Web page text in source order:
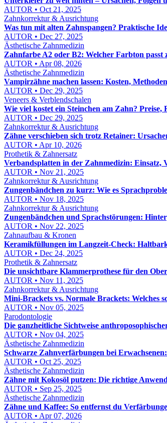
AUTOR • Oct 21, 2025
Zahnkorrektur & Ausrichtung
Was tun mit alten Zahnspangen? Praktische
AUTOR • Dec 27, 2025
Ästhetische Zahnmedizin
Zahnfarbe A2 oder B2: Welcher Farbton passt
AUTOR • Apr 08, 2026
Ästhetische Zahnmedizin
Vampirzähne machen lassen: Kosten,
AUTOR • Dec 29, 2025
Veneers & Verblendschalen
Wie viel kostet ein Steinchen am Zahn? Preise,
AUTOR • Dec 29, 2025
Zahnkorrektur & Ausrichtung
Zähne verschieben sich trotz Retainer:
AUTOR • Apr 10, 2026
Prothetik & Zahnersatz
Verbandsplatten in der Zahnmedizin: Einsatz,
AUTOR • Nov 21, 2025
Zahnkorrektur & Ausrichtung
Zungenbändchen zu kurz: Wie es
AUTOR • Nov 18, 2025
Zahnkorrektur & Ausrichtung
Zungenbändchen und Sprachstörungen:
AUTOR • Nov 22, 2025
Zahnaufbau & Kronen
Keramikfüllungen im Langzeit-Check:
AUTOR • Dec 24, 2025
Prothetik & Zahnersatz
Die unsichtbare Klammerprothese für den
AUTOR • Nov 11, 2025
Zahnkorrektur & Ausrichtung
Mini-Brackets vs. Normale Brackets: Welches
AUTOR • Nov 05, 2025
Parodontologie
Die ganzheitliche Sichtweise
AUTOR • Nov 04, 2025
Ästhetische Zahnmedizin
Schwarze Zahnverfärbungen bei
AUTOR • Oct 25, 2025
Ästhetische Zahnmedizin
Zähne mit Kokosöl putzen: Die richtige
AUTOR • Sep 25, 2025
Ästhetische Zahnmedizin
Zähne und Kaffee: So entfernst du
AUTOR • Apr 07, 2026